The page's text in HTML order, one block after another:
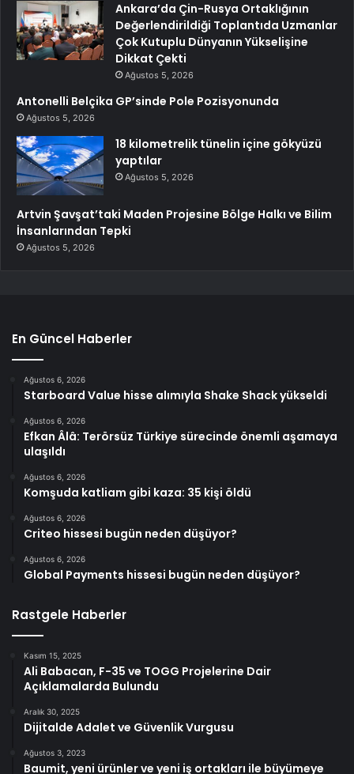
Ankara’da Çin-Rusya Ortaklığının
Değerlendirildiği Toplantıda Uzmanlar
Çok Kutuplu Dünyanın Yükselişine
Dikkat Çekti
Ağustos 5, 2026
Antonelli Belçika GP’sinde Pole Pozisyonunda
Ağustos 5, 2026
18 kilometrelik tünelin içine gökyüzü
yaptılar
Ağustos 5, 2026
Artvin Şavşat’taki Maden Projesine Bölge Halkı ve Bilim
İnsanlarından Tepki
Ağustos 5, 2026
En Güncel Haberler
Ağustos 6, 2026
Starboard Value hisse alımıyla Shake Shack yükseldi
Ağustos 6, 2026
Efkan Âlâ: Terörsüz Türkiye sürecinde önemli aşamaya
ulaşıldı
Ağustos 6, 2026
Komşuda katliam gibi kaza: 35 kişi öldü
Ağustos 6, 2026
Criteo hissesi bugün neden düşüyor?
Ağustos 6, 2026
Global Payments hissesi bugün neden düşüyor?
Rastgele Haberler
Kasım 15, 2025
Ali Babacan, F-35 ve TOGG Projelerine Dair
Açıklamalarda Bulundu
Aralık 30, 2025
Dijitalde Adalet ve Güvenlik Vurgusu
Ağustos 3, 2023
Baumit, yeni ürünler ve yeni iş ortakları ile büyümeye